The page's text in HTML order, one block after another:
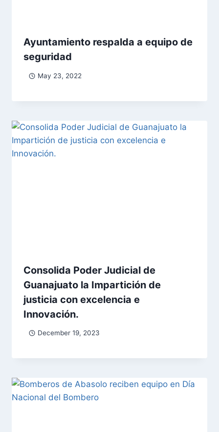
Ayuntamiento respalda a equipo de
seguridad
May 23, 2022
Consolida Poder Judicial de
Guanajuato la Impartición de
justicia con excelencia e
Innovación.
December 19, 2023